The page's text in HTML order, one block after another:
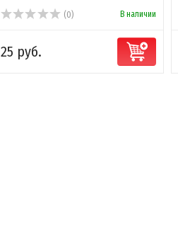
(0) В наличии
25 руб.